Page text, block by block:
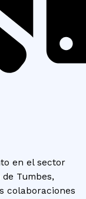
en el sector
Tumbes,
colaboraciones